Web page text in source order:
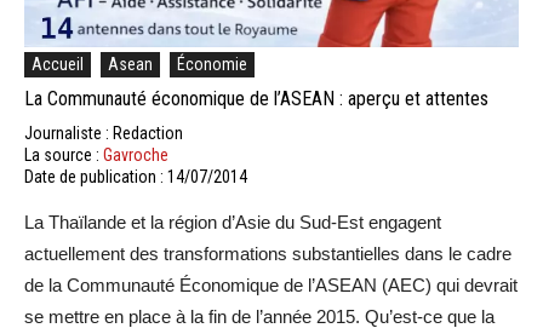
Accueil Asean Économie
La Communauté économique de l’ASEAN : aperçu et attentes
Journaliste : Redaction
La source : Gavroche
Date de publication : 14/07/2014
La Thaïlande et la région d’Asie du Sud-Est engagent
actuellement des transformations substantielles dans le cadre
de la Communauté Économique de l’ASEAN (AEC) qui devrait
se mettre en place à la fin de l’année 2015. Qu’est-ce que la